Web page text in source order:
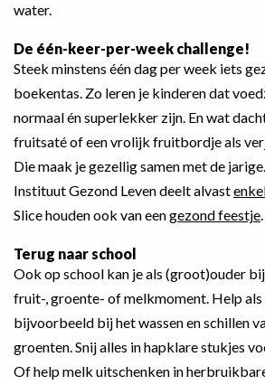
water.
De één-keer-per-week challenge!
Steek minstens één dag per week iets
boekentas. Zo leren je kinderen dat
normaal én superlekker zijn. En wat
fruitsaté of een vrolijk fruitbordje als
Die maak je gezellig samen met de
Instituut Gezond Leven deelt alvast
Slice houden ook van eengezond feestje.
Terug naar school
Ook op school kan je als (groot)ouder
fruit-, groente- of melkmoment. Help
bijvoorbeeld bij het wassen en schillen
groenten. Snij alles in hapklare stukjes
Of help melk uitschenken in